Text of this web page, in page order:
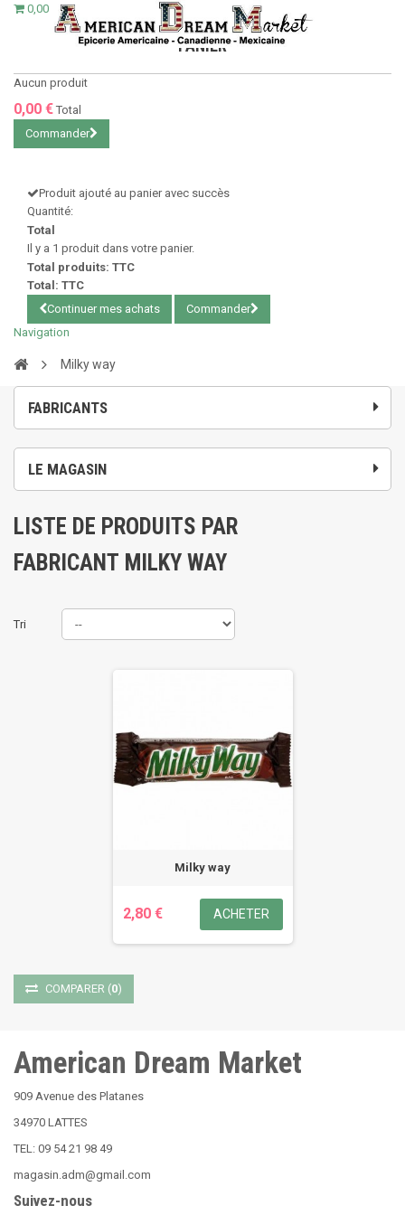
0,00 €
PANIER
Aucun produit
0,00 € Total
Commander
Produit ajouté au panier avec succès
Quantité:
Total
Il y a 1 produit dans votre panier.
Total produits: TTC
Total: TTC
Continuer mes achats
Commander
Navigation
Milky way
FABRICANTS
LE MAGASIN
LISTE DE PRODUITS PAR
FABRICANT MILKY WAY
Tri
Milky way
2,80 € ACHETER
COMPARER (0)
American Dream Market
909 Avenue des Platanes
34970 LATTES
TEL: 09 54 21 98 49
magasin.adm@gmail.com
Suivez-nous